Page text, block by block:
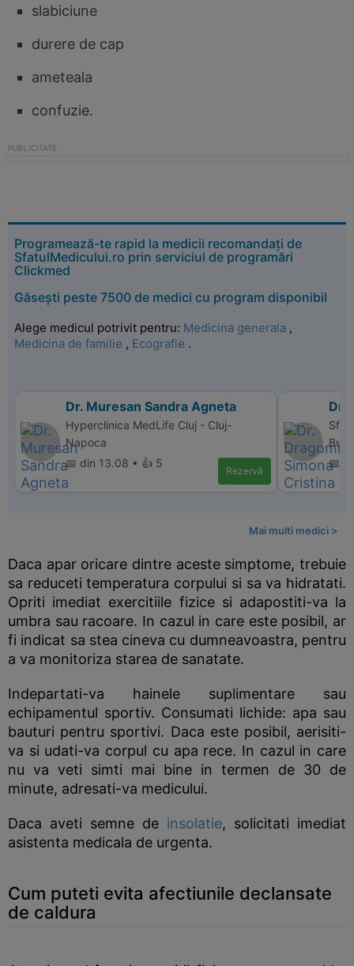
slabiciune
durere de cap
ameteala
confuzie.
Programează-te rapid la medicii recomandați de
SfatulMedicului.ro prin serviciul de programări
Clickmed
Găsești peste 7500 de medici cu program disponibil
Alege medicul potrivit pentru: Medicina generala ,
Medicina de familie , Ecografie .
Dr. Muresan Sandra Agneta
Hyperclinica MedLife Cluj - Cluj-
Napoca
📅 din 13.08 • 👍 5
Rezervă
Dr.
📅
Mai multi medici >
Daca apar oricare dintre aceste simptome, trebuie
sa reduceti temperatura corpului si sa va hidratati.
Opriti imediat exercitiile fizice si adapostiti-va la
umbra sau racoare. In cazul in care este posibil, ar
fi indicat sa stea cineva cu dumneavoastra, pentru
a va monitoriza starea de sanatate.
Indepartati-va hainele suplimentare sau
echipamentul sportiv. Consumati lichide: apa sau
bauturi pentru sportivi. Daca este posibil, aerisiti-
va si udati-va corpul cu apa rece. In cazul in care
nu va veti simti mai bine in termen de 30 de
minute, adresati-va medicului.
Daca aveti semne de insolatie, solicitati imediat
asistenta medicala de urgenta.
Cum puteti evita afectiunile declansate
de caldura